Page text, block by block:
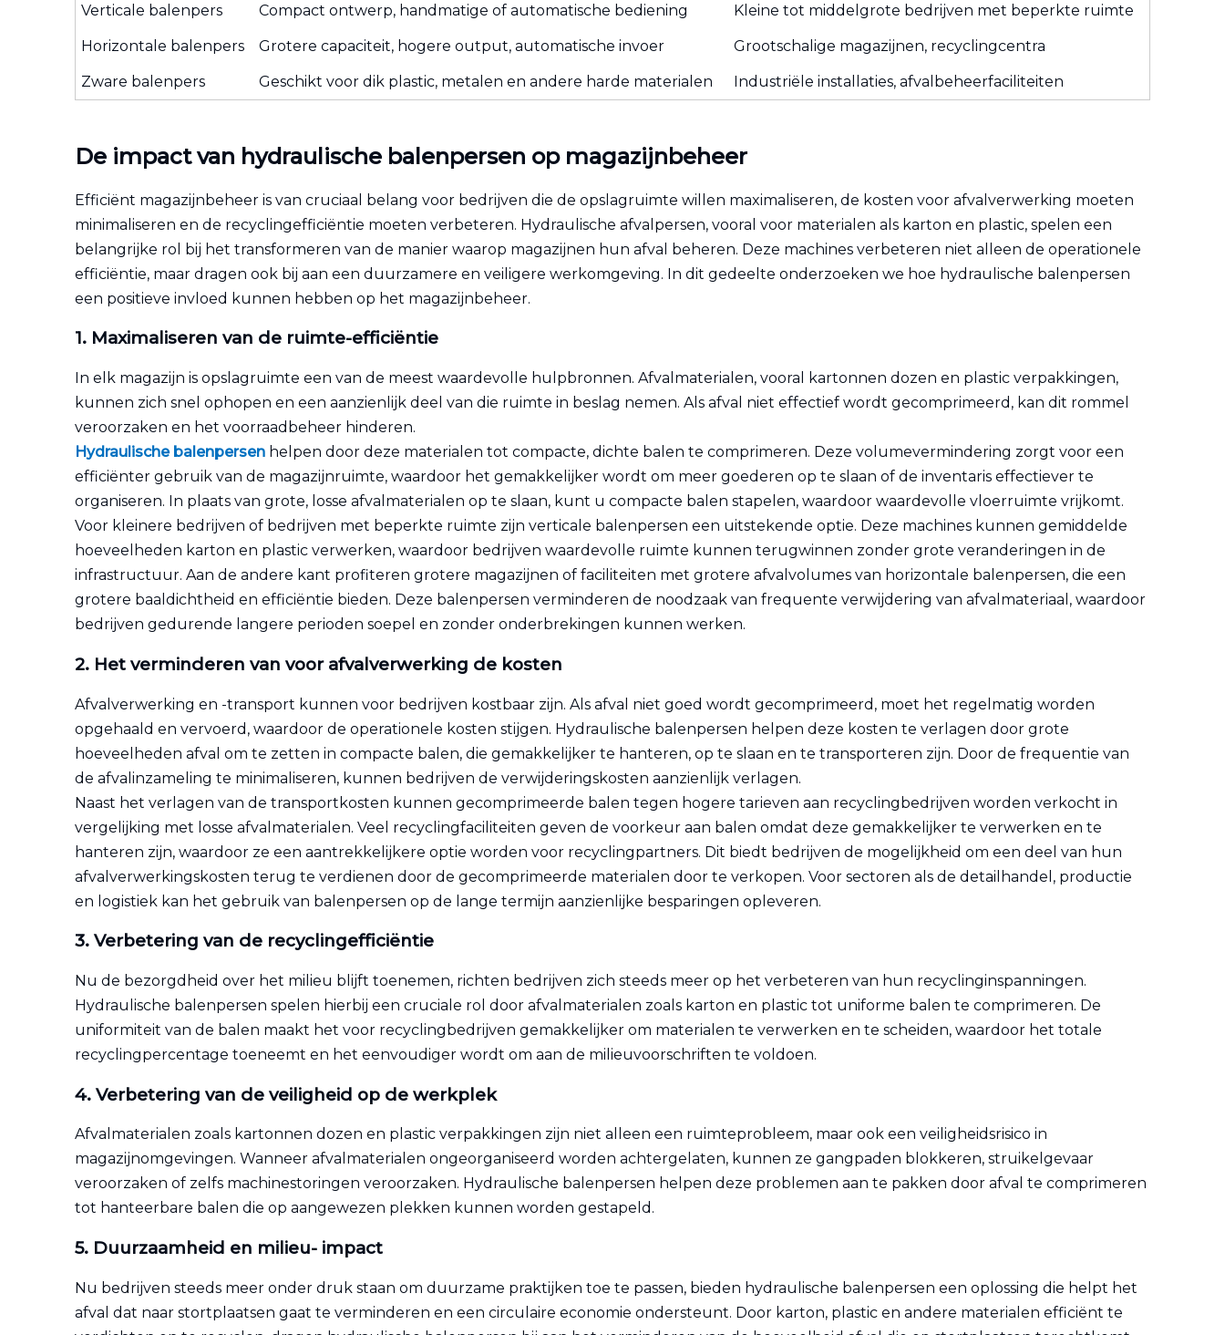
Verticale balenpers Compact ontwerp, handmatige of automatische bediening Kleine tot middelgrote bedrijven met beperkte ruimte
Horizontale balenpers Grotere capaciteit, hogere output, automatische invoer Grootschalige magazijnen, recyclingcentra
Zware balenpers Geschikt voor dik plastic, metalen en andere harde materialen Industriële installaties, afvalbeheerfaciliteiten
De impact van hydraulische balenpersen op magazijnbeheer
Efficiënt magazijnbeheer is van cruciaal belang voor bedrijven die de opslagruimte willen maximaliseren, de kosten voor afvalverwerking moeten
minimaliseren en de recyclingefficiëntie moeten verbeteren. Hydraulische afvalpersen, vooral voor materialen als karton en plastic, spelen een
belangrijke rol bij het transformeren van de manier waarop magazijnen hun afval beheren. Deze machines verbeteren niet alleen de operationele
efficiëntie, maar dragen ook bij aan een duurzamere en veiligere werkomgeving. In dit gedeelte onderzoeken we hoe hydraulische balenpersen
een positieve invloed kunnen hebben op het magazijnbeheer.
1. Maximaliseren van de ruimte-efficiëntie
In elk magazijn is opslagruimte een van de meest waardevolle hulpbronnen. Afvalmaterialen, vooral kartonnen dozen en plastic verpakkingen,
kunnen zich snel ophopen en een aanzienlijk deel van die ruimte in beslag nemen. Als afval niet effectief wordt gecomprimeerd, kan dit rommel
veroorzaken en het voorraadbeheer hinderen.
Hydraulische balenpersen helpen door deze materialen tot compacte, dichte balen te comprimeren. Deze volumevermindering zorgt voor een
efficiënter gebruik van de magazijnruimte, waardoor het gemakkelijker wordt om meer goederen op te slaan of de inventaris effectiever te
organiseren. In plaats van grote, losse afvalmaterialen op te slaan, kunt u compacte balen stapelen, waardoor waardevolle vloerruimte vrijkomt.
Voor kleinere bedrijven of bedrijven met beperkte ruimte zijn verticale balenpersen een uitstekende optie. Deze machines kunnen gemiddelde
hoeveelheden karton en plastic verwerken, waardoor bedrijven waardevolle ruimte kunnen terugwinnen zonder grote veranderingen in de
infrastructuur. Aan de andere kant profiteren grotere magazijnen of faciliteiten met grotere afvalvolumes van horizontale balenpersen, die een
grotere baaldichtheid en efficiëntie bieden. Deze balenpersen verminderen de noodzaak van frequente verwijdering van afvalmateriaal, waardoor
bedrijven gedurende langere perioden soepel en zonder onderbrekingen kunnen werken.
2. Het verminderen van voor afvalverwerking de kosten
Afvalverwerking en -transport kunnen voor bedrijven kostbaar zijn. Als afval niet goed wordt gecomprimeerd, moet het regelmatig worden
opgehaald en vervoerd, waardoor de operationele kosten stijgen. Hydraulische balenpersen helpen deze kosten te verlagen door grote
hoeveelheden afval om te zetten in compacte balen, die gemakkelijker te hanteren, op te slaan en te transporteren zijn. Door de frequentie van
de afvalinzameling te minimaliseren, kunnen bedrijven de verwijderingskosten aanzienlijk verlagen.
Naast het verlagen van de transportkosten kunnen gecomprimeerde balen tegen hogere tarieven aan recyclingbedrijven worden verkocht in
vergelijking met losse afvalmaterialen. Veel recyclingfaciliteiten geven de voorkeur aan balen omdat deze gemakkelijker te verwerken en te
hanteren zijn, waardoor ze een aantrekkelijkere optie worden voor recyclingpartners. Dit biedt bedrijven de mogelijkheid om een ​​deel van hun
afvalverwerkingskosten terug te verdienen door de gecomprimeerde materialen door te verkopen. Voor sectoren als de detailhandel, productie
en logistiek kan het gebruik van balenpersen op de lange termijn aanzienlijke besparingen opleveren.
3. Verbetering van de recyclingefficiëntie
Nu de bezorgdheid over het milieu blijft toenemen, richten bedrijven zich steeds meer op het verbeteren van hun recyclinginspanningen.
Hydraulische balenpersen spelen hierbij een cruciale rol door afvalmaterialen zoals karton en plastic tot uniforme balen te comprimeren. De
uniformiteit van de balen maakt het voor recyclingbedrijven gemakkelijker om materialen te verwerken en te scheiden, waardoor het totale
recyclingpercentage toeneemt en het eenvoudiger wordt om aan de milieuvoorschriften te voldoen.
4. Verbetering van de veiligheid op de werkplek
Afvalmaterialen zoals kartonnen dozen en plastic verpakkingen zijn niet alleen een ruimteprobleem, maar ook een veiligheidsrisico in
magazijnomgevingen. Wanneer afvalmaterialen ongeorganiseerd worden achtergelaten, kunnen ze gangpaden blokkeren, struikelgevaar
veroorzaken of zelfs machinestoringen veroorzaken. Hydraulische balenpersen helpen deze problemen aan te pakken door afval te comprimeren
tot hanteerbare balen die op aangewezen plekken kunnen worden gestapeld.
5. Duurzaamheid en milieu- impact
Nu bedrijven steeds meer onder druk staan ​​om duurzame praktijken toe te passen, bieden hydraulische balenpersen een oplossing die helpt het
afval dat naar stortplaatsen gaat te verminderen en een circulaire economie ondersteunt. Door karton, plastic en andere materialen efficiënt te